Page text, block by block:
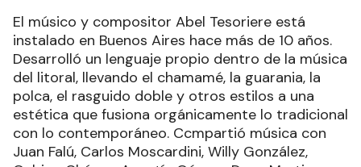
El músico y compositor Abel Tesoriere está
instalado en Buenos Aires hace más de 10 años.
Desarrolló un lenguaje propio dentro de la música
del litoral, llevando el chamamé, la guarania, la
polca, el rasguido doble y otros estilos a una
estética que fusiona orgánicamente lo tradicional
con lo contemporáneo. Ccmpartió música con
Juan Falú, Carlos Moscardini, Willy González,